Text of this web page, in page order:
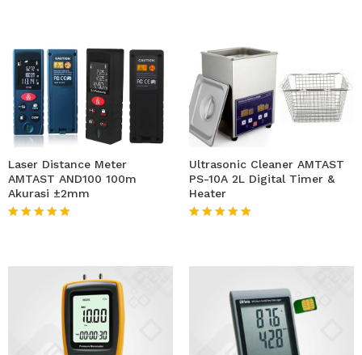
Laser Distance Meter
AMTAST AND100 100m
Akurasi ±2mm
Ultrasonic Cleaner AMTAST
PS-10A 2L Digital Timer &
Heater